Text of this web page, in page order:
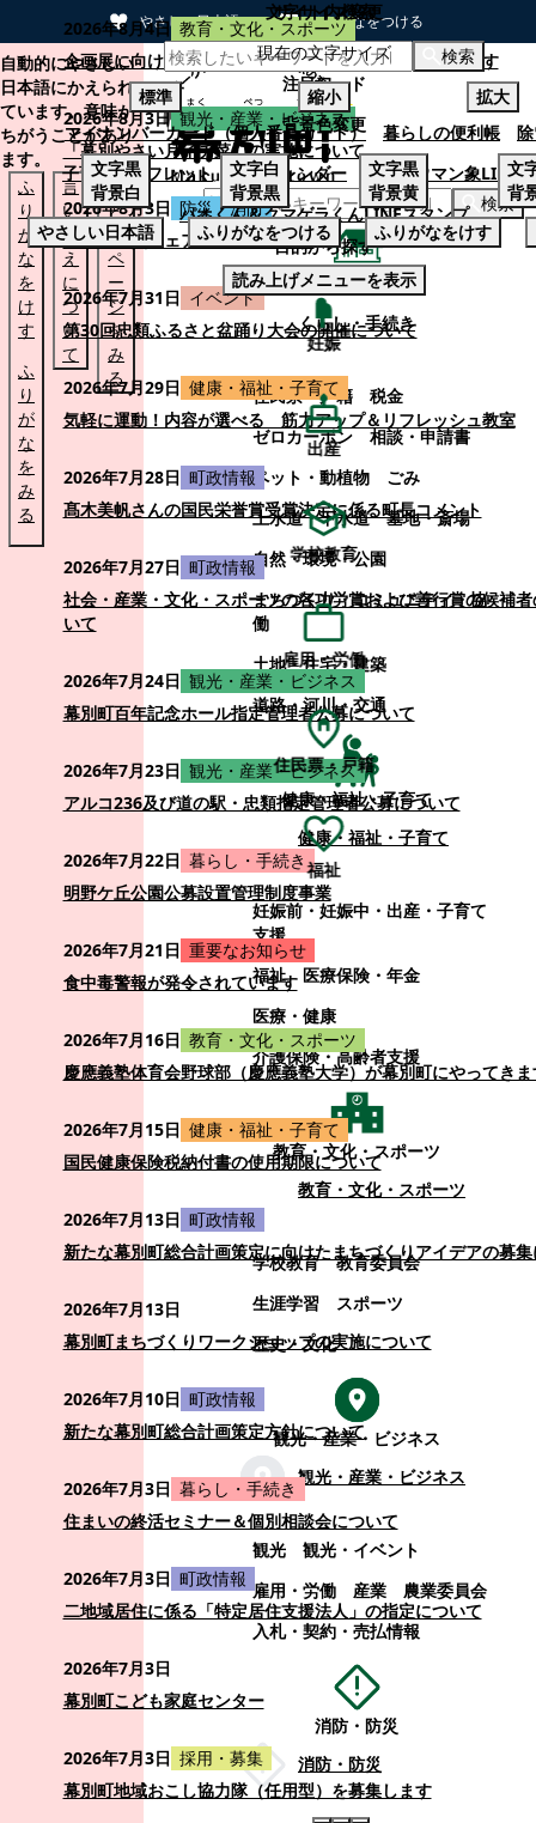
やさしい日本語 ひらがなをつける
本文へスキップする
自動的にやさしい
日本語にかえられ
ています。意味が
ちがうことがあり
ます。
ふ
り
が
な
を
け
す
ふ
り
が
な
を
み
る
言
い
替
え
に
つ
い
て
も
と
の
ペ
ー
ジ
を
み
る
検索
くらし・手続き
くらし・手続き
住民票・戸籍
税金
ゼロカーボン
相談・申請書
ペット・動植物
ごみ
上水道・下水道
墓地・斎場
自然・環境・公園
まちづくり・コミュニティ・協
働
土地・住宅・建築
道路・河川・交通
健康・福祉・子育て
健康・福祉・子育て
妊娠前・妊娠中・出産・子育て
支援
福祉
医療保険・年金
医療・健康
介護保険・高齢者支援
教育・文化・スポーツ
教育・文化・スポーツ
学校教育
教育委員会
生涯学習
スポーツ
歴史・文化
観光・産業・ビジネス
観光・産業・ビジネス
観光
観光・イベント
雇用・労働
産業
農業委員会
入札・契約・売払情報
消防・防災
消防・防災
2026年8月4日 教育・文化・スポーツ
企画展に向けて：安東ウメ子さんとの思い出を募集します
2026年8月3日 観光・産業・ビジネス
「幕別やさい月イチ菜」の実施について
2026年8月3日 防災・消防
幕別町防災フェアの開催について
2026年7月31日 イベント
第30回忠類ふるさと盆踊り大会の開催について
2026年7月29日 健康・福祉・子育て
気軽に運動！内容が選べる 筋力アップ＆リフレッシュ教室
2026年7月28日 町政情報
髙木美帆さんの国民栄誉賞受賞決定に係る町長コメント
2026年7月27日 町政情報
社会・産業・文化・スポーツの各功労賞および善行賞の候補
いて
2026年7月24日 観光・産業・ビジネス
幕別町百年記念ホール指定管理者公募について
2026年7月23日 観光・産業・ビジネス
アルコ236及び道の駅・忠類指定管理者公募について
2026年7月22日 暮らし・手続き
明野ケ丘公園公募設置管理制度事業
2026年7月21日 重要なお知らせ
食中毒警報が発令されています
2026年7月16日 教育・文化・スポーツ
慶應義塾体育会野球部（慶應義塾大学）が幕別町にやってき
2026年7月15日 健康・福祉・子育て
国民健康保険税納付書の使用期限について
2026年7月13日 町政情報
新たな幕別町総合計画策定に向けたまちづくりアイデアの募
2026年7月13日
幕別町まちづくりワークショップの実施について
2026年7月10日 町政情報
新たな幕別町総合計画策定方針について
2026年7月3日 暮らし・手続き
住まいの終活セミナー＆個別相談会について
2026年7月3日 町政情報
二地域居住に係る「特定居住支援法人」の指定について
2026年7月3日
幕別町こども家庭センター
2026年7月3日 採用・募集
幕別町地域おこし協力隊（任用型）を募集します
サイト内検索
検索
注目ワード
マイナンバーカード（個人番号カード） 暮らしの便利帳
子育てパンフレット
ごみカレンダー
忠類ナウマン象LINE
パオくん＆クマゲラくんLINEスタンプ
目的から探す
妊娠
出産
学校教育
雇用・労働
住民票・戸籍
福祉
文字サイズ変更
現在の文字サイズ
標準
縮小
拡大
背景色変更
文字黒
背景白
文字白
背景黒
文字黒
背景黄
文
背
やさしい日本語
ふりがなをつける ふりがなをけす
読み上げメニューを表示